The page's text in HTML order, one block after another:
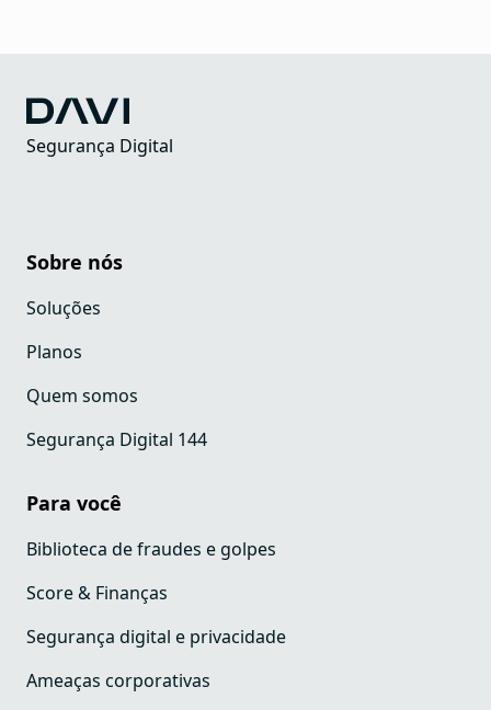
Segurança Digital
Sobre nós
Soluções
Planos
Quem somos
Segurança Digital 144
Para você
Biblioteca de fraudes e golpes
Score & Finanças
Segurança digital e privacidade
Ameaças corporativas